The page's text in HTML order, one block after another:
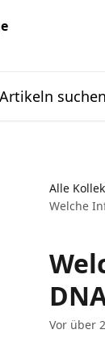
Alle
Welche
Vor über